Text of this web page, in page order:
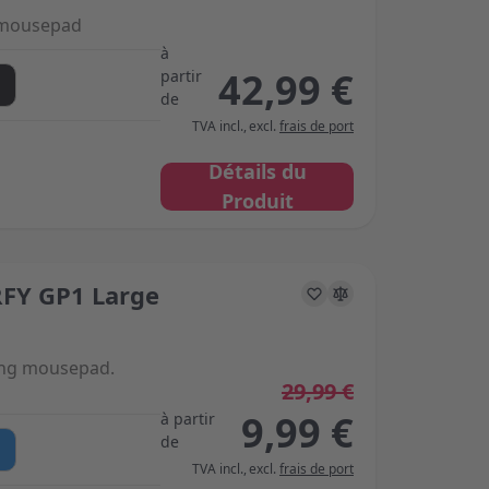
à
partir
de
42,99 €
TVA incl., excl. frais de port
Détails du
Produit
mousepad.
on the options chosen on the product page
GP1 Large
29,99 €
à partir
de
9,99 €
TVA incl., excl. frais de port